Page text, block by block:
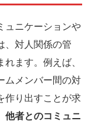
ュニケーションや
、対人関係の管
ます。例えば、
ムメンバー間の対
作り出すことが求
他者とのコミュニ